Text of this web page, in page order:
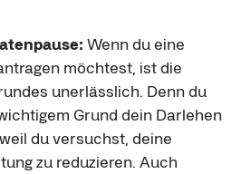
Wenn du eine
möchtest, ist die
unerlässlich. Denn du
Grund dein Darlehen
du versuchst, deine
zu reduzieren. Auch